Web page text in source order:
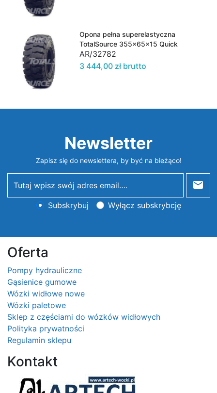
Opona pełna superelastyczna
TotalSource 355x65x15 Quick
AR/32782
3 444,00 zł brutto
Newsletter
Zapisz się do newslettera, by być na bieżąco!
newsletter
Subskrybuj Wyłącz subskrybcję
Oferta
Pompy hydrauliczne
Gąsienice gumowe
Wózki widłowe nowe
Wózki paletowe
Sklep z częściami do wózków widłowych
Polityka prywatności
Regulamin sklepu
Kontakt